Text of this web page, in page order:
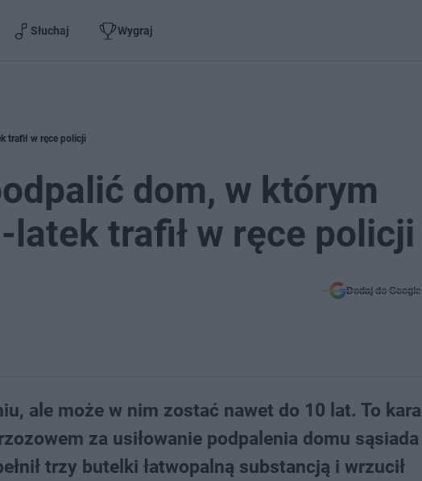
Słuchaj Wygraj
trafił w ręce policji
dom, w którym
latek trafił w ręce policji
Dodaj do Google
ale może w nim zostać nawet do 10 lat. To kara
za usiłowanie podpalenia domu sąsiada
trzy butelki łatwopalną substancją i wrzucił